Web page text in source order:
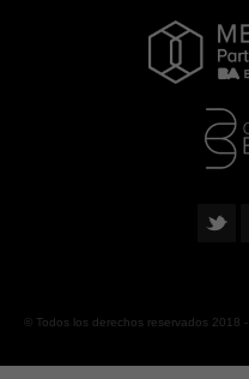
© Todos los derechos reservados 2018 -